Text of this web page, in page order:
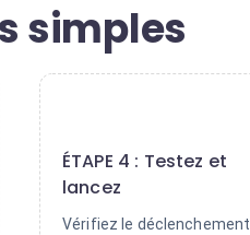
simples
ÉTAPE 4 : Testez et
lancez
Vérifiez le déclenchement